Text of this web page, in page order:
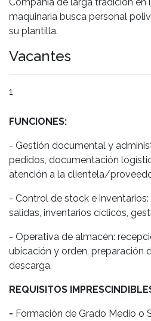
maquinaria busca personal
su plantilla.
Vacantes
1
FUNCIONES:
- Gestión documental y
pedidos, documentación
atención a la clientela/
- Control de stock e
salidas, inventarios cíclicos,
- Operativa de almacén:
ubicación y orden, preparación
descarga.
REQUISITOS
- Formación de Grado Medio o